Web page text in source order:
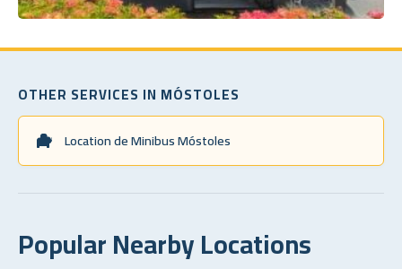
OTHER SERVICES IN MÓSTOLES
Location de Minibus Móstoles
Popular Nearby Locations